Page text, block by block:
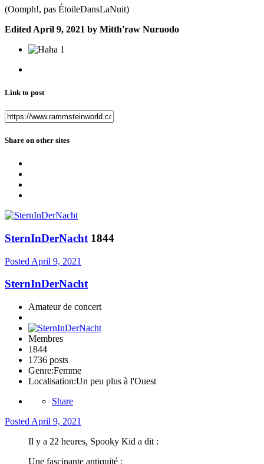
(Oomph!, pas ÉtoileDansLaNuit)
Edited April 9, 2021 by Mitth'raw Nuruodo
1
Link to post
Share on other sites
SternInDerNacht 1844
Posted April 9, 2021
SternInDerNacht
Amateur de concert
Membres
1844
1736 posts
Genre:Femme
Localisation:Un peu plus à l'Ouest
Share
Posted April 9, 2021
Il y a 22 heures, Spooky Kid a dit :
Une fascinante antiquité :